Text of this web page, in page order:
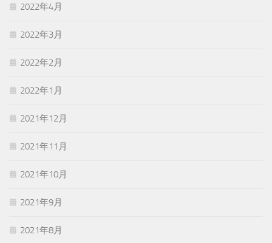
2022年4月
2022年3月
2022年2月
2022年1月
2021年12月
2021年11月
2021年10月
2021年9月
2021年8月